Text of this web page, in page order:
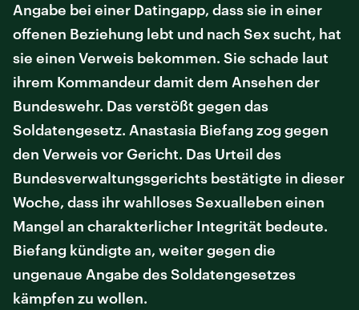
Angabe bei einer Datingapp, dass sie in einer
offenen Beziehung lebt und nach Sex sucht, hat
sie einen Verweis bekommen. Sie schade laut
ihrem Kommandeur damit dem Ansehen der
Bundeswehr. Das verstößt gegen das
Soldatengesetz. Anastasia Biefang zog gegen
den Verweis vor Gericht. Das Urteil des
Bundesverwaltungsgerichts bestätigte in dieser
Woche, dass ihr wahlloses Sexualleben einen
Mangel an charakterlicher Integrität bedeute.
Biefang kündigte an, weiter gegen die
ungenaue Angabe des Soldatengesetzes
kämpfen zu wollen.